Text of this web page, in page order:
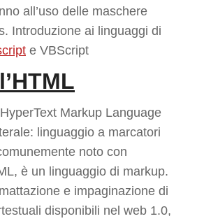
all’uso delle maschere
Introduzione ai linguaggi di
e VBScript
Markup Language
linguaggio a marcatori
noto con
è un linguaggio di markup.
e impaginazione di
disponibili nel web 1.0,